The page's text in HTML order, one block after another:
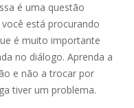
é uma questão
está procurando
é muito importante
no diálogo. Aprenda a
e não a trocar por
tiver um problema.